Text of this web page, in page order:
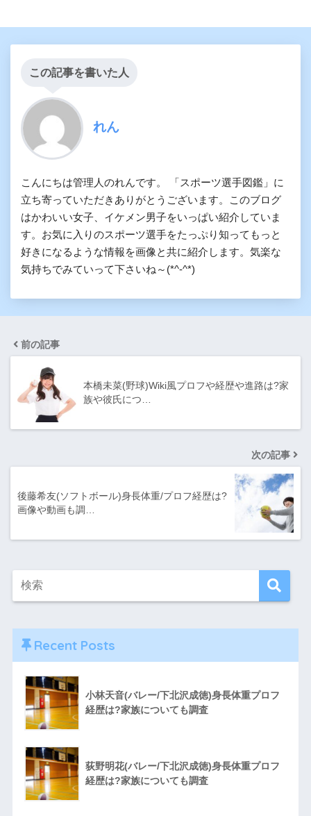
この記事を書いた人
れん
こんにちは管理人のれんです。 「スポーツ選手図鑑」に
立ち寄っていただきありがとうございます。このブログ
はかわいい女子、イケメン男子をいっぱい紹介していま
す。お気に入りのスポーツ選手をたっぷり知ってもっと
好きになるような情報を画像と共に紹介します。気楽な
気持ちでみていって下さいね～(*^-^*)
前の記事
本橋未菜(野球)Wiki風プロフや経歴や進路は?家
族や彼氏につ…
次の記事
後藤希友(ソフトボール)身長体重/プロフ経歴は?
画像や動画も調…
Recent Posts
小林天音(バレー/下北沢成徳)身長体重プロフ
経歴は?家族についても調査
荻野明花(バレー/下北沢成徳)身長体重プロフ
経歴は?家族についても調査